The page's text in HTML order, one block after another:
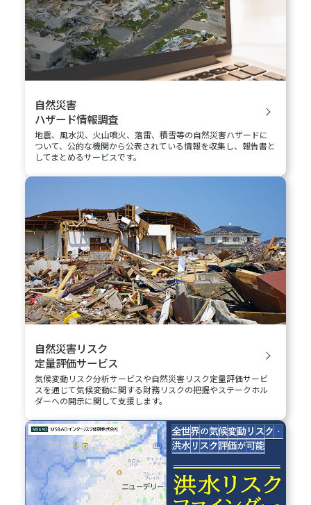
Pick Up Solution
今、選ばれている注目のソリューション
何から始めたらよいかわからない／相談したい
コンサルタントに相談する
自然災害に備える